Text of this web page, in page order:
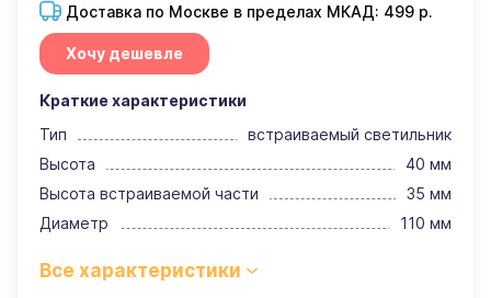
Доставка по Москве в пределах МКАД: 499 р.
Хочу дешевле
Краткие характеристики
Тип
встраиваемый светильник
Высота
40 мм
Высота встраиваемой части
35 мм
Диаметр
110 мм